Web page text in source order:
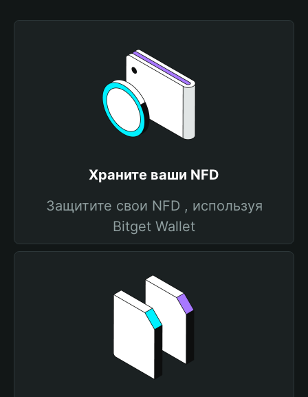
Храните ваши NFD
Защитите свои NFD , используя
Bitget Wallet